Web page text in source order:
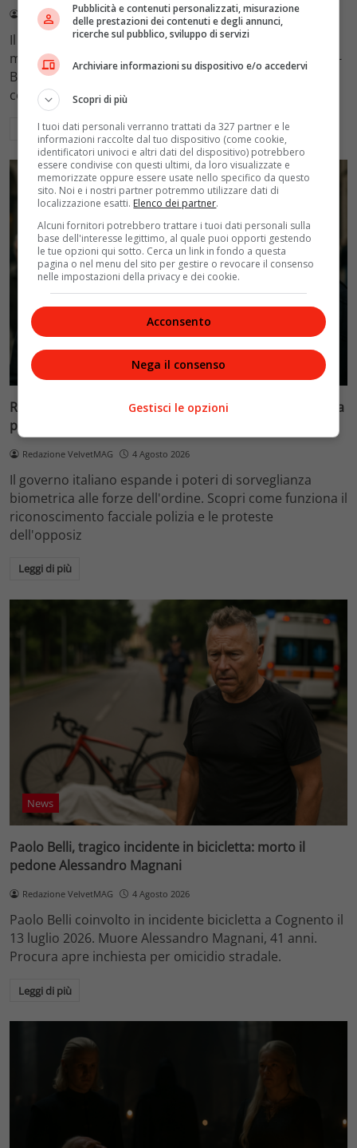
Redazione VelvetMAG 4 Agosto 2026
Il Tribunale di Roma ha fissato l'assegno di
mantenimento figli a 10.900 euro mensili nel caso Totti-
Blasi, respingendo la richiesta di 20mila euro della
conduttrice.
Leggi di più
Politica
Riconoscimento facciale, il governo accelera i poteri alla
polizia: proteste dell’opposizione
Redazione VelvetMAG 4 Agosto 2026
Il governo italiano espande i poteri di sorveglianza
biometrica alle forze dell'ordine. Scopri come funziona il
riconoscimento facciale polizia e le proteste
dell'opposiz
Leggi di più
News
Paolo Belli, tragico incidente in bicicletta: morto il
pedone Alessandro Magnani
Redazione VelvetMAG 4 Agosto 2026
Paolo Belli coinvolto in incidente bicicletta a Cognento il
13 luglio 2026. Muore Alessandro Magnani, 41 anni.
Procura apre inchiesta per omicidio stradale.
Leggi di più
Pubblicità e contenuti personalizzati, misurazione
delle prestazioni dei contenuti e degli annunci,
ricerche sul pubblico, sviluppo di servizi
Archiviare informazioni su dispositivo e/o accedervi
Scopri di più
I tuoi dati personali verranno trattati da 327 partner e le
informazioni raccolte dal tuo dispositivo (come cookie,
identificatori univoci e altri dati del dispositivo) potrebbero
essere condivise con questi ultimi, da loro visualizzate e
memorizzate oppure essere usate nello specifico da questo
sito. Noi e i nostri partner potremmo utilizzare dati di
localizzazione esatti. Elenco dei partner.
Alcuni fornitori potrebbero trattare i tuoi dati personali sulla
base dell'interesse legittimo, al quale puoi opporti gestendo
le tue opzioni qui sotto. Cerca un link in fondo a questa
pagina o nel menu del sito per gestire o revocare il consenso
nelle impostazioni della privacy e dei cookie.
Acconsento
Nega il consenso
Gestisci le opzioni